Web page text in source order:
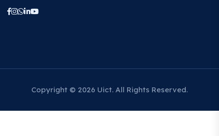
Copyright © 2026 Uict. All Rights Reserved.